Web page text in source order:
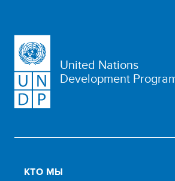
United Nations
Development
КТО МЫ